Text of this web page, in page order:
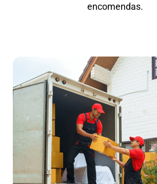
encomendas.